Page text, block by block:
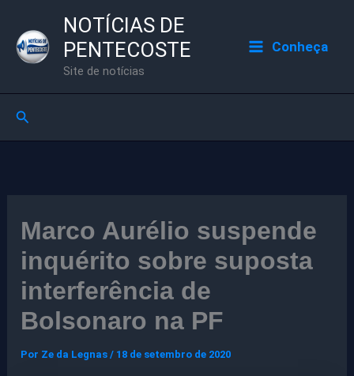
para
NOTÍCIAS DE
PENTECOSTE
Site de notícias
Conheça
Pesquisar
Marco Aurélio suspende
inquérito sobre suposta
interferência de
Bolsonaro na PF
Por Ze da Legnas/ 18 de setembro de 2020